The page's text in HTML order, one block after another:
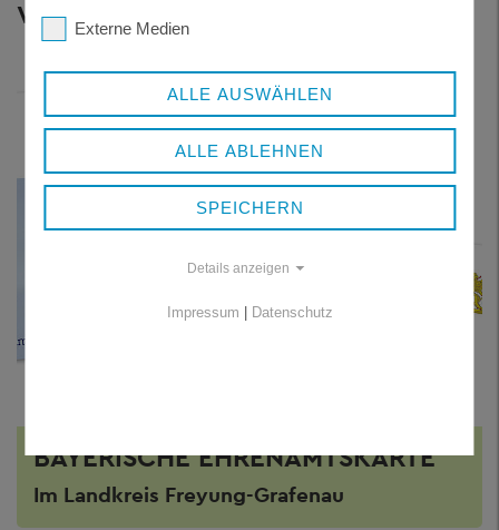
Weitere Themen
BAYERISCHE EHRENAMTSKARTE
Im Landkreis Freyung-Grafenau
Externe Medien
ALLE AUSWÄHLEN
ALLE ABLEHNEN
SPEICHERN
Details anzeigen
Impressum Datenschutz